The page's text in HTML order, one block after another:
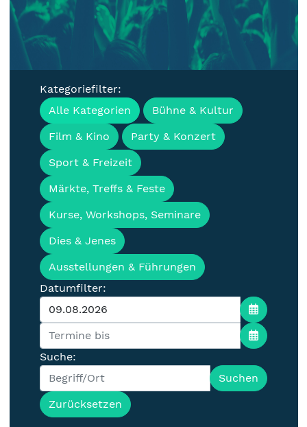
Veranstaltungen, Termine &
Events für die Lausitz
Kategoriefilter:
Alle Kategorien
Bühne & Kultur
Film & Kino
Party & Konzert
Sport & Freizeit
Märkte, Treffs & Feste
Kurse, Workshops, Seminare
Dies & Jenes
Ausstellungen & Führungen
Datumfilter:
Suche:
Suchen
Zurücksetzen